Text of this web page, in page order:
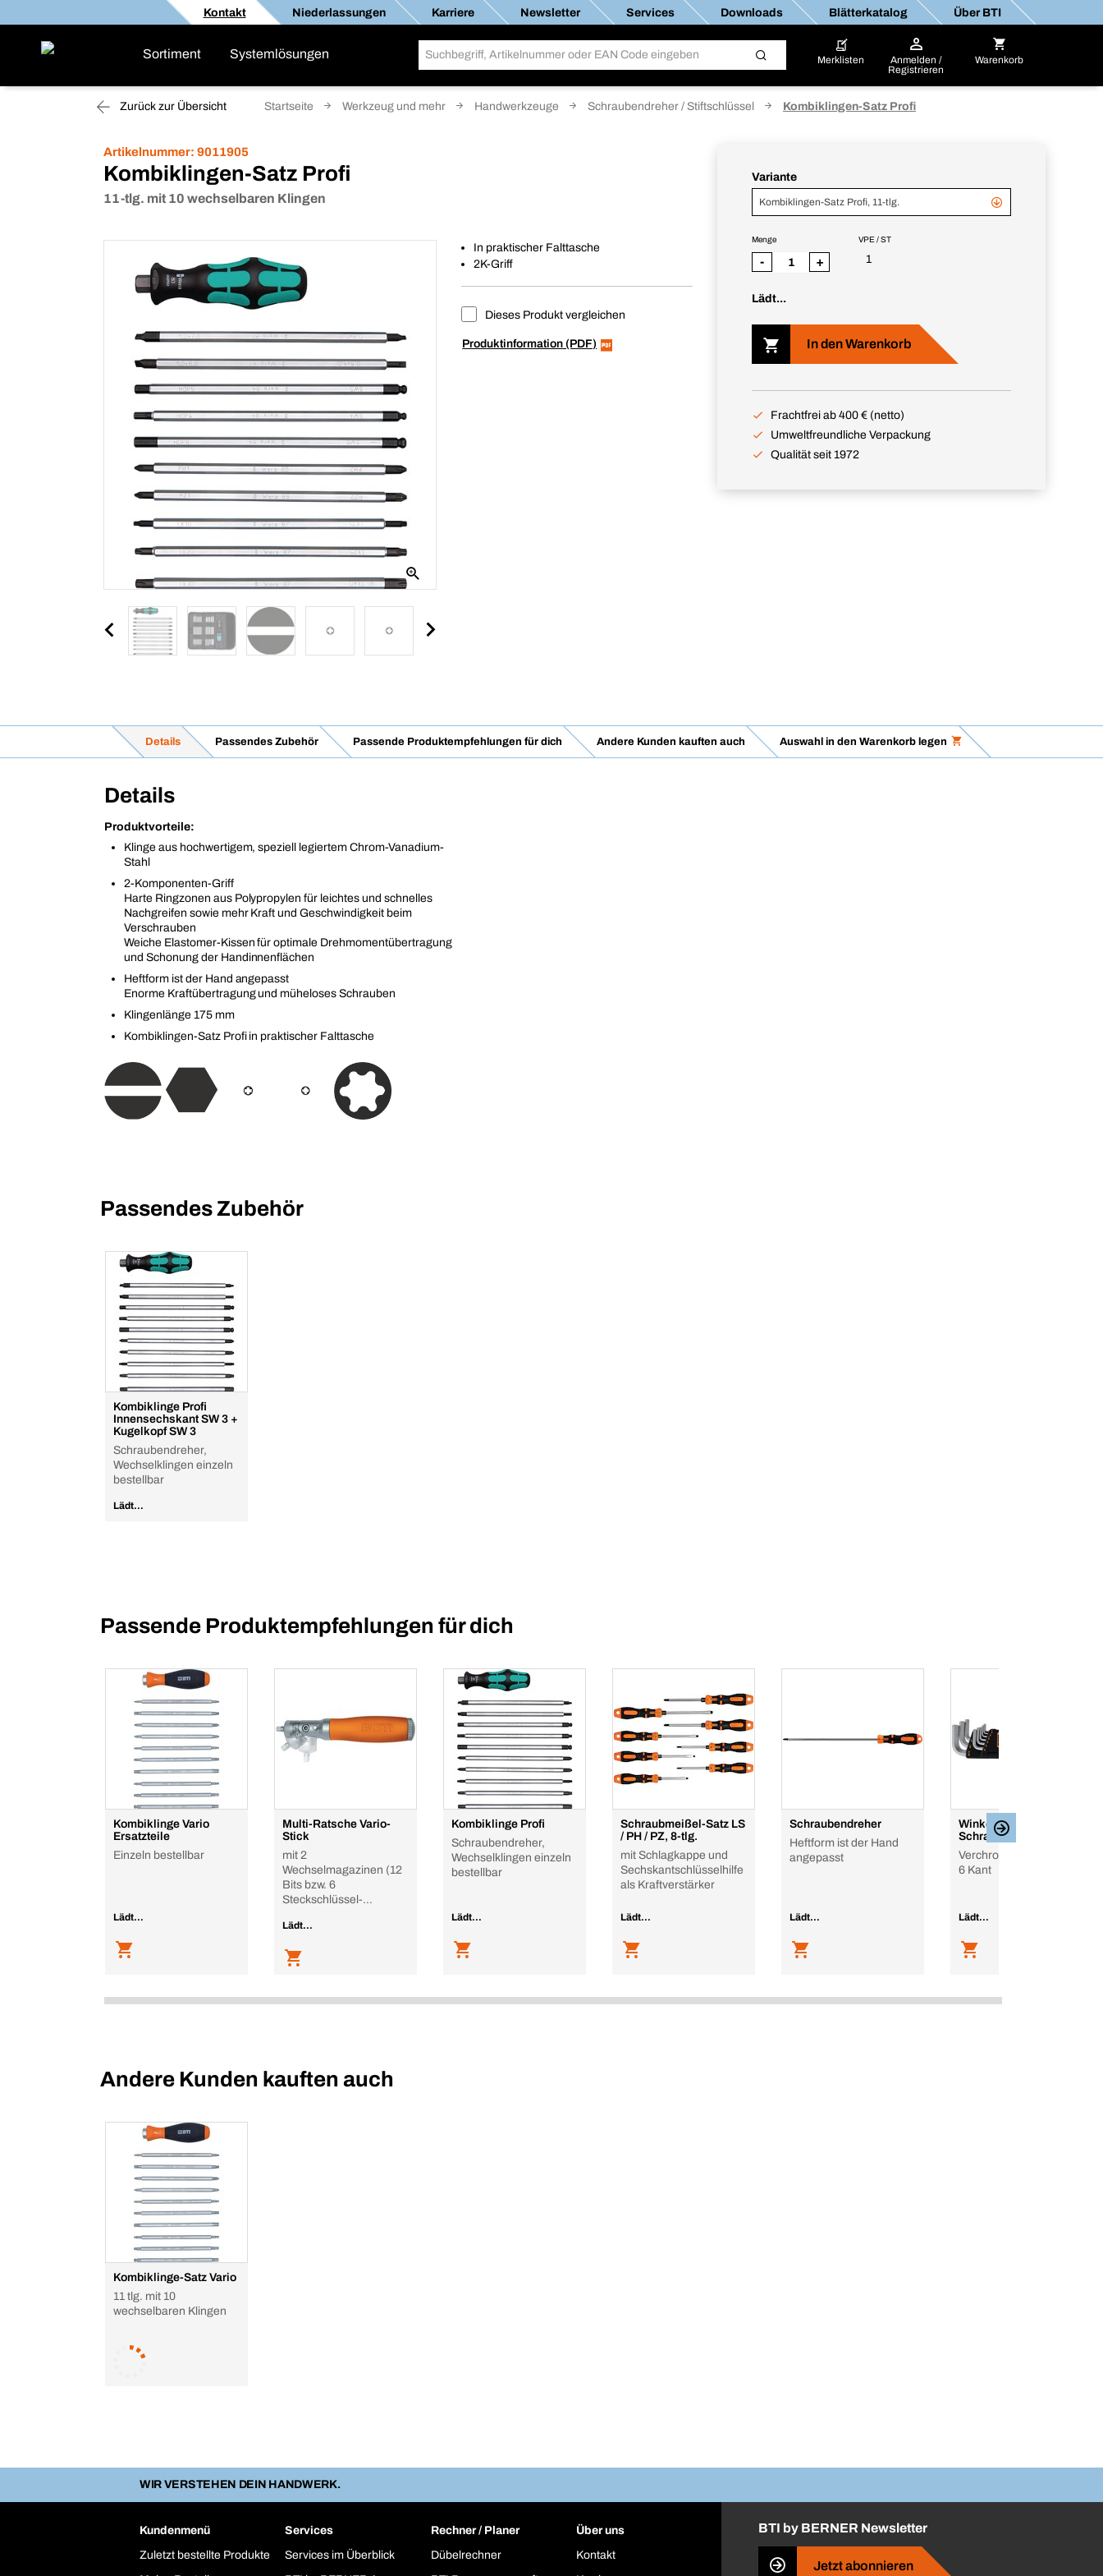
Kontakt Niederlassungen Karriere Newsletter Services Downloads Blätterkatalog Über BTI
Sortiment Systemlösungen Merklisten
Anmelden /
Registrieren
Warenkorb
Zurück zur Übersicht Startseite Werkzeug und mehr Handwerkzeuge Schraubendreher / Stiftschlüssel Kombiklingen-Satz Profi
Artikelnummer: 9011905
Kombiklingen-Satz Profi
11-tlg. mit 10 wechselbaren Klingen
In praktischer Falttasche
2K-Griff
Dieses Produkt vergleichen
Produktinformation (PDF)
Variante
Kombiklingen-Satz Profi, 11-tlg.
VPE / ST
1
Menge
- +
Lädt...
In den Warenkorb
Frachtfrei ab 400 € (netto)
Umweltfreundliche Verpackung
Qualität seit 1972
Details Passendes Zubehör Passende Produktempfehlungen für dich Andere Kunden kauften auch Auswahl in den Warenkorb legen
Details
Produktvorteile:
Klinge aus hochwertigem, speziell legiertem Chrom-Vanadium-
Stahl
2-Komponenten-Griff
Harte Ringzonen aus Polypropylen für leichtes und schnelles
Nachgreifen sowie mehr Kraft und Geschwindigkeit beim
Verschrauben
Weiche Elastomer-Kissen für optimale Drehmomentübertragung
und Schonung der Handinnenflächen
Heftform ist der Hand angepasst
Enorme Kraftübertragung und müheloses Schrauben
Klingenlänge 175 mm
Kombiklingen-Satz Profi in praktischer Falttasche
Passendes Zubehör
Kombiklinge Profi
Innensechskant SW 3 +
Kugelkopf SW 3
Schraubendreher,
Wechselklingen einzeln
bestellbar
Lädt...
Passende Produktempfehlungen für dich
Kombiklinge Vario
Ersatzteile
Einzeln bestellbar
Lädt...
Multi-Ratsche Vario-
Stick
mit 2
Wechselmagazinen (12
Bits bzw. 6
Steckschlüssel-
Lädt...
Kombiklinge Profi
Schraubendreher,
Wechselklingen einzeln
bestellbar
Lädt...
Schraubmeißel-Satz LS
/ PH / PZ, 8-tlg.
mit Schlagkappe und
Sechskantschlüsselhilfe
als Kraftverstärker
Lädt...
Schraubendreher
Heftform ist der Hand
angepasst
Lädt...
Winkel-
Schraubendreher
Verchromt, mit Torx oder
6 Kant
Lädt...
Andere Kunden kauften auch
Kombiklinge-Satz Vario
11 tlg. mit 10
wechselbaren Klingen
WIR VERSTEHEN DEIN HANDWERK.
Kundenmenü
Zuletzt bestellte Produkte
Services
Services im Überblick
Rechner / Planer
Dübelrechner
Über uns
Kontakt
BTI by BERNER Newsletter
Jetzt abonnieren